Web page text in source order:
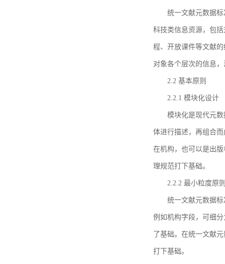
统一文献元数据
科技类信息资源，包
程、开放课件等文献
对象各个层次的信息
2.2 基本原则
2.2.1 模块化设计
模块化是现代元
体进行描述，再组合
在机构，也可以是出
理规范打下基础。
2.2.2 最小粒度原
统一文献元数据
例如机构字段，可细
了基础。在统一文献
打下基础。